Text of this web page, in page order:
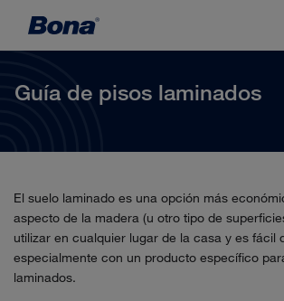
Guía de pisos laminados
El suelo laminado es una opción más
aspecto de la madera (u otro tipo de
utilizar en cualquier lugar de la casa y es fácil
especialmente con un producto específico
laminados.